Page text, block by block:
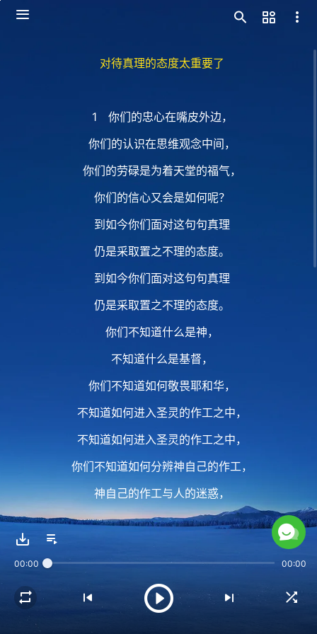
对待真理的态度太重要了
1 你们的忠心在嘴皮外边，
你们的认识在思维观念中间，
你们的劳碌是为着天堂的福气，
你们的信心又会是如何呢？
到如今你们面对这句句真理
仍是采取置之不理的态度。
到如今你们面对这句句真理
仍是采取置之不理的态度。
你们不知道什么是神，
不知道什么是基督，
你们不知道如何敬畏耶和华，
不知道如何进入圣灵的作工之中，
不知道如何进入圣灵的作工之中，
你们不知道如何分辨神自己的作工，
神自己的作工与人的迷惑，
只知道定罪于任何一句神口中
2 你的谦卑在哪里？
00:00 00:00